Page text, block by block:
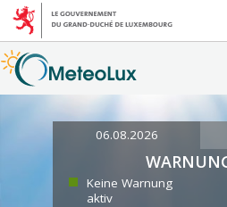
06.08.2026
Keine Warnung
aktiv